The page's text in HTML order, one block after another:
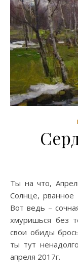
Ты на что, Апрель, сердит? Зябкий дождик моросит,
Солнце, рванное
Вот ведь –
хмуришься без
свои обиды
ты тут
апреля 2017г.